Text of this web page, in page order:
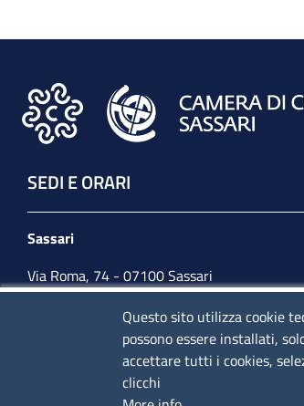
SEDI E ORARI
Sassari
Via Roma, 74 - 07100 Sassari
Tel. 079 2080274
lunedì - venerdì: 10,00 - 13,00; mercoledì
Questo sito utilizza cookie
possono essere installati,
accettare tutti i cookies,
clicchi